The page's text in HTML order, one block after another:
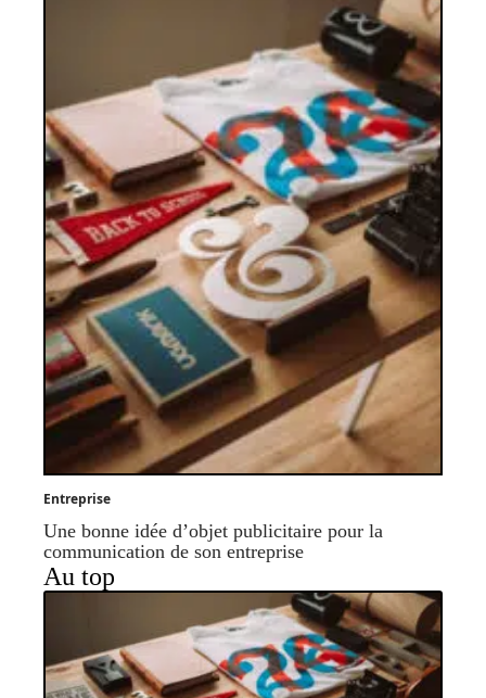
Entreprise
Une bonne idée d’objet publicitaire pour la
communication de son entreprise
Au top